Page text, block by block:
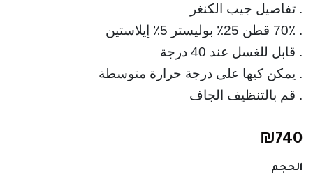
. قابل للغسل عند 40 درجة
. قم بالتنظيف الجاف
₪740
الحجم